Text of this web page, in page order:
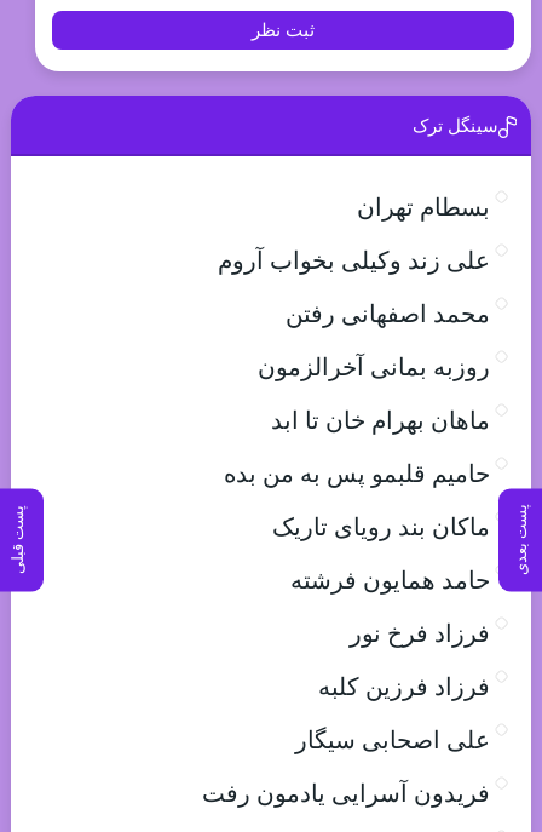
پست بعدی پست قبلی
ثبت نظر
سینگل ترک
بسطام تهران
علی زند وکیلی بخواب آروم
محمد اصفهانی رفتن
روزبه بمانی آخرالزمون
ماهان بهرام خان تا ابد
حامیم قلبمو پس به من بده
ماکان بند رویای تاریک
حامد همایون فرشته
فرزاد فرخ نور
فرزاد فرزین کلبه
علی اصحابی سیگار
فریدون آسرایی یادمون رفت